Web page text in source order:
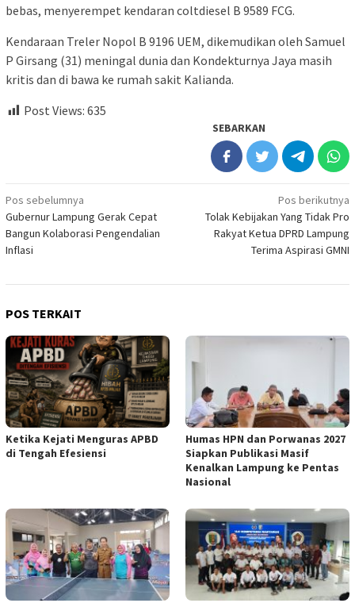
bebas, menyerempet kendaran coltdiesel B 9589 FCG.
Kendaraan Treler Nopol B 9196 UEM, dikemudikan oleh Samuel
P Girsang (31) meningal dunia dan Kondekturnya Jaya masih
kritis dan di bawa ke rumah sakit Kalianda.
Post Views: 635
SEBARKAN
Navigasi
pos
Pos sebelumnya
Gubernur Lampung Gerak Cepat
Bangun Kolaborasi Pengendalian
Inflasi
Pos berikutnya
Tolak Kebijakan Yang Tidak Pro
Rakyat Ketua DPRD Lampung
Terima Aspirasi GMNI
POS TERKAIT
Ketika Kejati Menguras APBD
di Tengah Efesiensi
Humas HPN dan Porwanas 2027
Siapkan Publikasi Masif
Kenalkan Lampung ke Pentas
Nasional